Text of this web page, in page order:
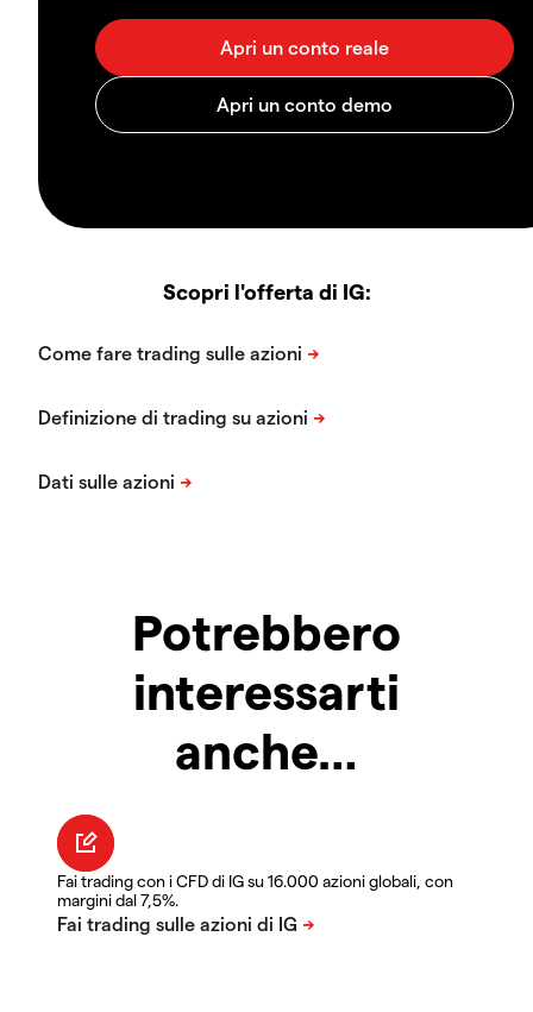
Scopri l'offerta di IG:
Potrebbero
interessarti
anche…
Fai trading con i CFD di IG su 16.000 azioni globali, con
margini dal 7,5%.